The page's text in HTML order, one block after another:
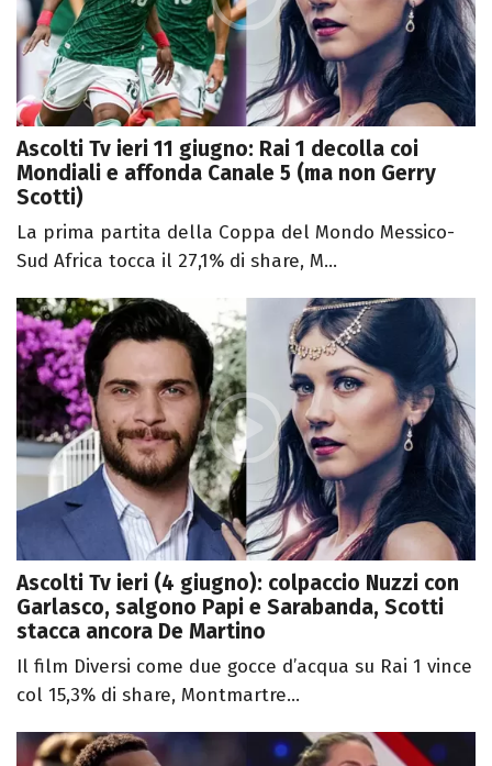
Ascolti Tv ieri 11 giugno: Rai 1 decolla coi
Mondiali e affonda Canale 5 (ma non Gerry
Scotti)
La prima partita della Coppa del Mondo Messico-
Sud Africa tocca il 27,1% di share, M...
Ascolti Tv ieri (4 giugno): colpaccio Nuzzi con
Garlasco, salgono Papi e Sarabanda, Scotti
stacca ancora De Martino
Il film Diversi come due gocce d’acqua su Rai 1 vince
col 15,3% di share, Montmartre...